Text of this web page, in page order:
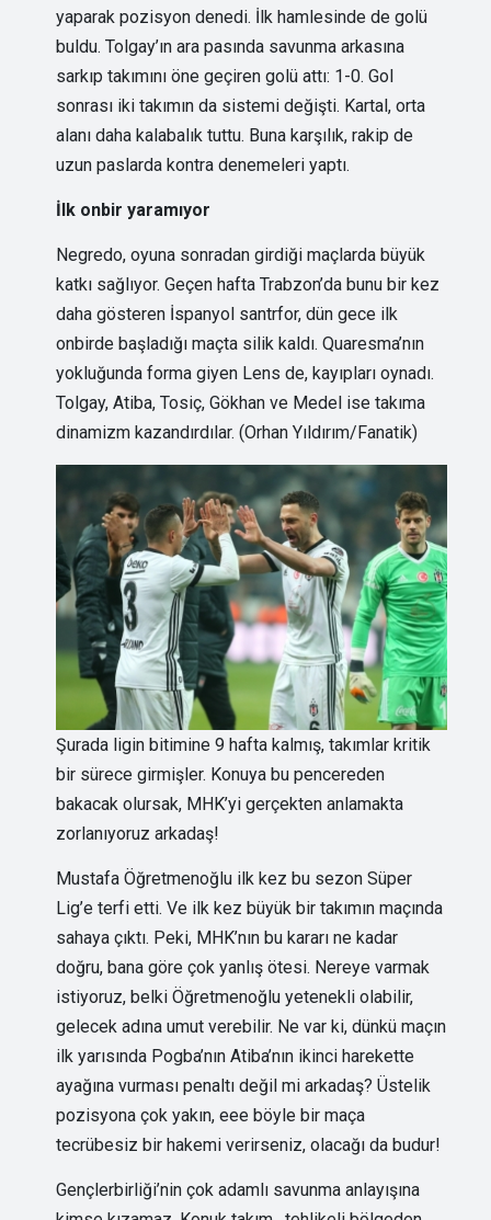
yaparak pozisyon denedi. İlk hamlesinde de golü
buldu. Tolgay’ın ara pasında savunma arkasına
sarkıp takımını öne geçiren golü attı: 1-0. Gol
sonrası iki takımın da sistemi değişti. Kartal, orta
alanı daha kalabalık tuttu. Buna karşılık, rakip de
uzun paslarda kontra denemeleri yaptı.
İlk onbir yaramıyor
Negredo, oyuna sonradan girdiği maçlarda büyük
katkı sağlıyor. Geçen hafta Trabzon’da bunu bir kez
daha gösteren İspanyol santrfor, dün gece ilk
onbirde başladığı maçta silik kaldı. Quaresma’nın
yokluğunda forma giyen Lens de, kayıpları oynadı.
Tolgay, Atiba, Tosiç, Gökhan ve Medel ise takıma
dinamizm kazandırdılar. (Orhan Yıldırım/Fanatik)
Şurada ligin bitimine 9 hafta kalmış, takımlar kritik
bir sürece girmişler. Konuya bu pencereden
bakacak olursak, MHK’yi gerçekten anlamakta
zorlanıyoruz arkadaş!
Mustafa Öğretmenoğlu ilk kez bu sezon Süper
Lig’e terfi etti. Ve ilk kez büyük bir takımın maçında
sahaya çıktı. Peki, MHK’nın bu kararı ne kadar
doğru, bana göre çok yanlış ötesi. Nereye varmak
istiyoruz, belki Öğretmenoğlu yetenekli olabilir,
gelecek adına umut verebilir. Ne var ki, dünkü maçın
ilk yarısında Pogba’nın Atiba’nın ikinci harekette
ayağına vurması penaltı değil mi arkadaş? Üstelik
pozisyona çok yakın, eee böyle bir maça
tecrübesiz bir hakemi verirseniz, olacağı da budur!
Gençlerbirliği’nin çok adamlı savunma anlayışına